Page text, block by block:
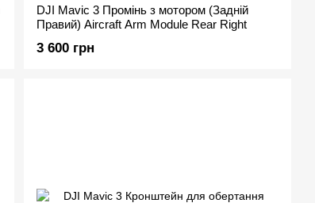
DJI Mavic 3 Промінь з мотором (Задній
Правий) Aircraft Arm Module Rear Right
3 600 грн